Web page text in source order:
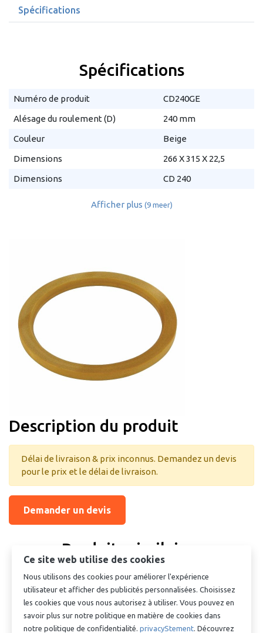
Spécifications
Spécifications
Numéro de produit
CD240GE
Alésage du roulement (D)
240 mm
Couleur
Beige
Dimensions
266 X 315 X 22,5
Dimensions
CD 240
Afficher plus (9 meer)
Description du produit
Délai de livraison & prix inconnus. Demandez un devis
pour le prix et le délai de livraison.
Demander un devis
Produits similaires
Ce site web utilise des cookies
Nous utilisons des cookies pour améliorer l'expérience
utilisateur et afficher des publicités personnalisées. Choisissez
les cookies que vous nous autorisez à utiliser. Vous pouvez en
savoir plus sur notre politique en matière de cookies dans
notre politique de confidentialité. privacyStement . Découvrez